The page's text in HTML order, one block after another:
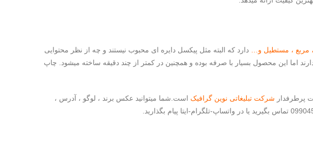
دارد که البته مثل پیکسل دایره ای محبوب نیستند و چه از نظر محتوایی
اما این محصول بسیار با صرفه بوده و همچنین در کمتر از چند دقیقه ساخته میشود. چاپ
پرطرفدار شرکت تبلیغاتی نوین گرافیک است.شما میتوانید عکس برند ، لوگو ، آدرس ،